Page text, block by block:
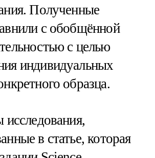
Полученные
с обобщённой
с целью
индивидуальных
образца.
исследования,
в статье, которая